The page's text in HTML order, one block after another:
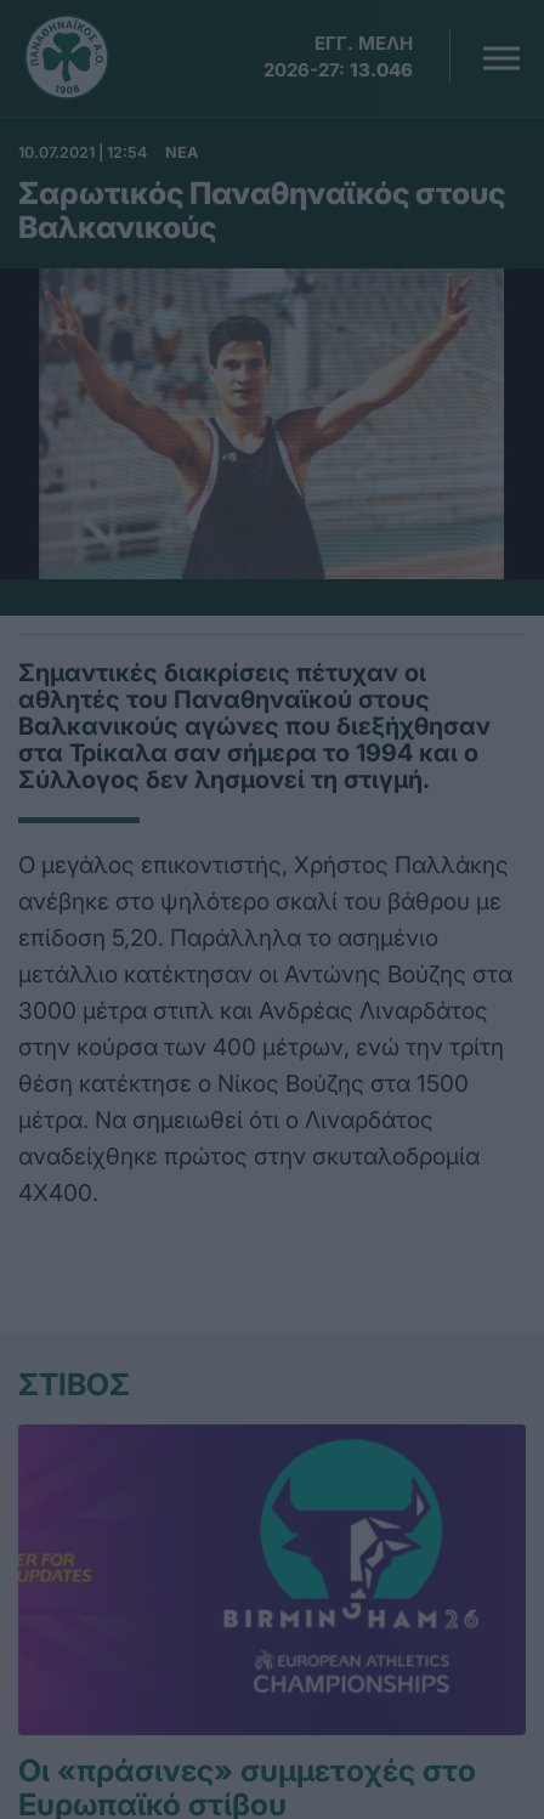
ΕΓΓ. ΜΕΛΗ
2026-27: 13.046
10.07.2021 | 12:54 ΝΕΑ
Σαρωτικός Παναθηναϊκός στους
Βαλκανικούς
Σημαντικές διακρίσεις πέτυχαν οι
αθλητές του Παναθηναϊκού στους
Βαλκανικούς αγώνες που διεξήχθησαν
στα Τρίκαλα σαν σήμερα το 1994 και ο
Σύλλογος δεν λησμονεί τη στιγμή.
Ο μεγάλος επικοντιστής, Χρήστος Παλλάκης
ανέβηκε στο ψηλότερο σκαλί του βάθρου με
επίδοση 5,20. Παράλληλα το ασημένιο
μετάλλιο κατέκτησαν οι Αντώνης Βούζης στα
3000 μέτρα στιπλ και Ανδρέας Λιναρδάτος
στην κούρσα των 400 μέτρων, ενώ την τρίτη
θέση κατέκτησε ο Νίκος Βούζης στα 1500
μέτρα. Να σημειωθεί ότι ο Λιναρδάτος
αναδείχθηκε πρώτος στην σκυταλοδρομία
4Χ400.
ΣΤΙΒΟΣ
Οι «πράσινες» συμμετοχές στο
Ευρωπαϊκό στίβου